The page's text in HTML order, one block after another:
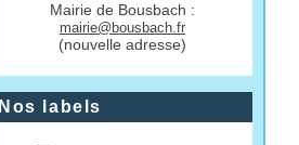
Mairie de Bousbach :
mairie@bousbach.fr
(nouvelle adresse)
Nos labels